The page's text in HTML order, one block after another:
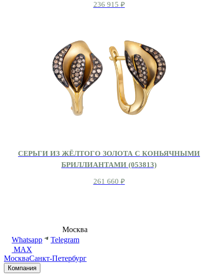
236 915 ₽
СЕРЬГИ ИЗ ЖЁЛТОГО ЗОЛОТА С КОНЬЯЧНЫМИ
БРИЛЛИАНТАМИ (053813)
261 660 ₽
Москва
Whatsapp
Telegram
MAX
МоскваСанкт-Петербург
Компания